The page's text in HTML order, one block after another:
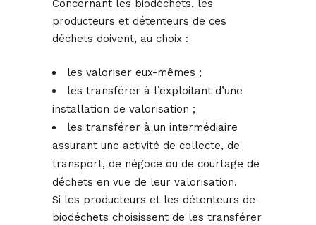
Concernant les biodéchets, les
producteurs et détenteurs de ces
déchets doivent, au choix :
les valoriser eux-mêmes ;
les transférer à l’exploitant d’une
installation de valorisation ;
les transférer à un intermédiaire
assurant une activité de collecte, de
transport, de négoce ou de courtage de
déchets en vue de leur valorisation.
Si les producteurs et les détenteurs de
biodéchets choisissent de les transférer